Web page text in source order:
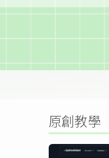
原創教學